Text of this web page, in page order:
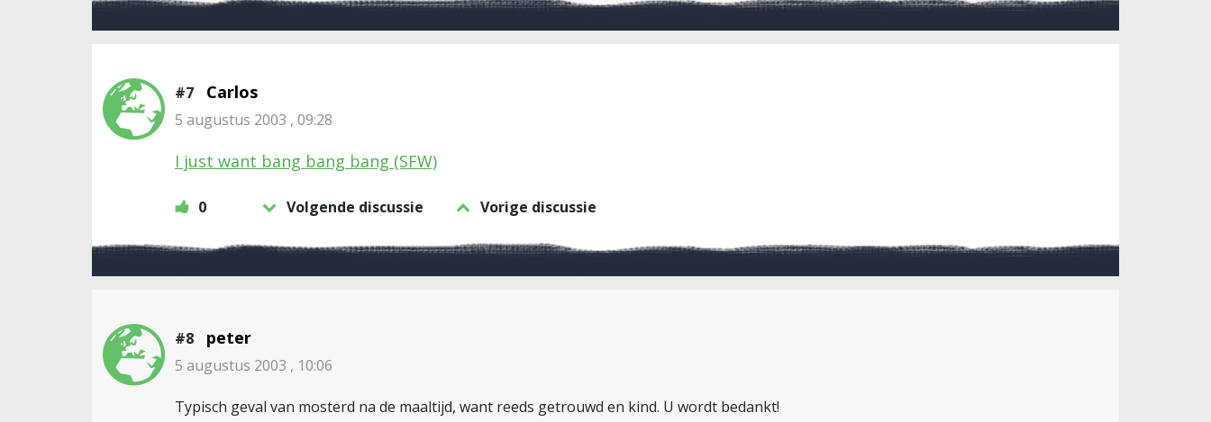
#7 Carlos
5 augustus 2003 , 09:28
I just want bang bang bang (SFW)
0 Volgende discussie Vorige discussie
#8 peter
5 augustus 2003 , 10:06
Typisch geval van mosterd na de maaltijd, want reeds getrouwd en kind. U wordt bedankt!